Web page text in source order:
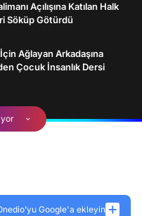
Açılışına Katılan Halk
Söküp Götürdü
Ağlayan Arkadaşına
Çocuk İnsanlık Dersi
Google'a ekleyin